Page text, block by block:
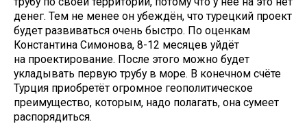
денег. Тем не менее он убеждён, что турецкий проект
будет развиваться очень быстро. По оценкам
Константина Симонова, 8-12 месяцев уйдёт
на проектирование. После этого можно будет
укладывать первую трубу в море. В конечном счёте
Турция приобретёт огромное геополитическое
преимущество, которым, надо полагать, она сумеет
распорядиться.